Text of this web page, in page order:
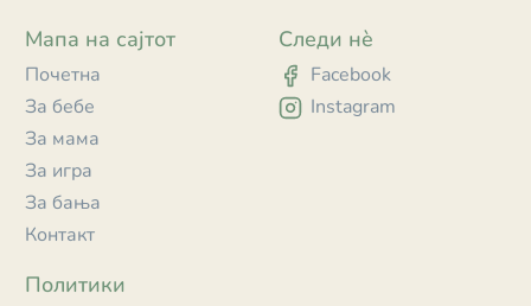
Мапа на сајтот
Почетна
За бебе
За мама
За игра
За бања
Контакт
Политики
Следи нè
Facebook
Instagram